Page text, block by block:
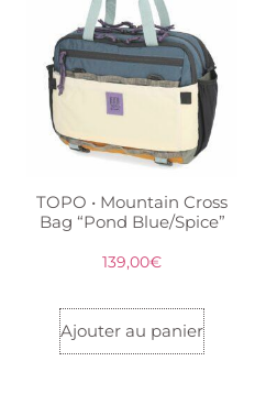
TOPO • Mountain Cross
Bag “Pond Blue/Spice”
139,00€
Ajouter au panier